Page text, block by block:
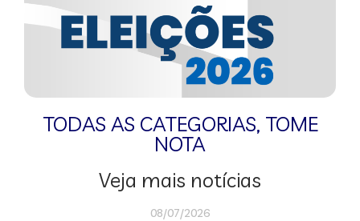
TODAS AS CATEGORIAS, TOME
NOTA
Veja mais notícias
08/07/2026